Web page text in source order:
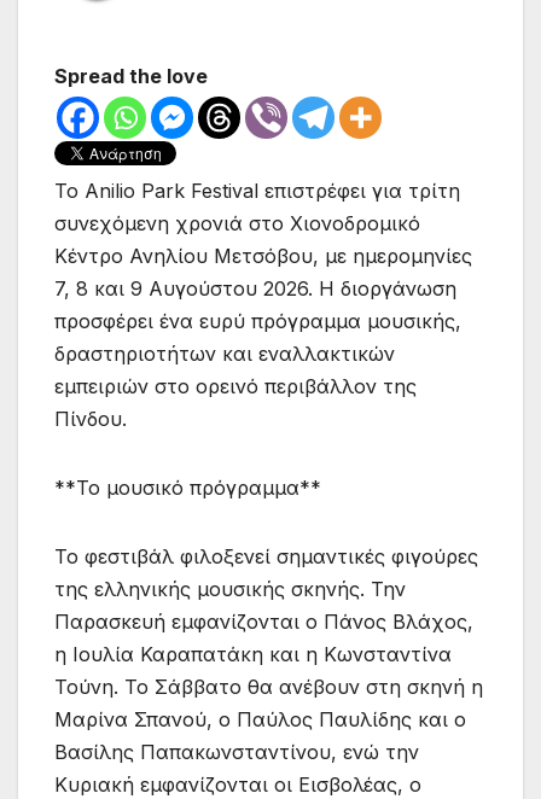
Spread the love
Το Anilio Park Festival επιστρέφει για τρίτη
συνεχόμενη χρονιά στο Χιονοδρομικό
Κέντρο Ανηλίου Μετσόβου, με ημερομηνίες
7, 8 και 9 Αυγούστου 2026. Η διοργάνωση
προσφέρει ένα ευρύ πρόγραμμα μουσικής,
δραστηριοτήτων και εναλλακτικών
εμπειριών στο ορεινό περιβάλλον της
Πίνδου.
**Το μουσικό πρόγραμμα**
Το φεστιβάλ φιλοξενεί σημαντικές φιγούρες
της ελληνικής μουσικής σκηνής. Την
Παρασκευή εμφανίζονται ο Πάνος Βλάχος,
η Ιουλία Καραπατάκη και η Κωνσταντίνα
Τούνη. Το Σάββατο θα ανέβουν στη σκηνή η
Μαρίνα Σπανού, ο Παύλος Παυλίδης και ο
Βασίλης Παπακωνσταντίνου, ενώ την
Κυριακή εμφανίζονται οι Εισβολέας, ο